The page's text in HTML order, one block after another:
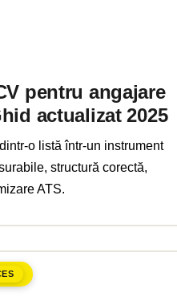
pentru angajare
actualizat 2025
o listă într-un instrument
structură corectă,
ATS.